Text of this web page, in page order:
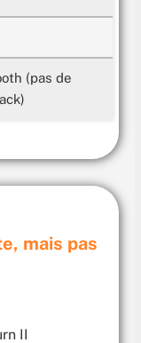
€ Voir
€
€ Voir
(pas de
mais pas